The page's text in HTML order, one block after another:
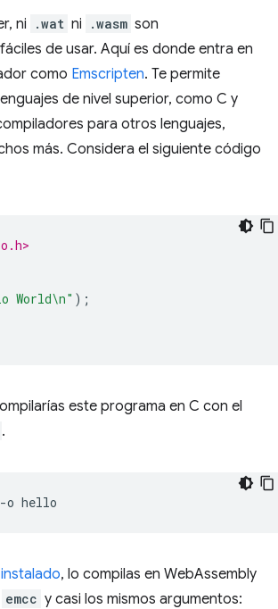
ni .wat ni .wasm son
de usar. Aquí es donde entra en
como Emscripten. Te permite
de nivel superior, como C y
para otros lenguajes,
más. Considera el siguiente código
World\n" );
este programa en C con el
.
-o
, lo compilas en WebAssembly
emcc y casi los mismos argumentos: